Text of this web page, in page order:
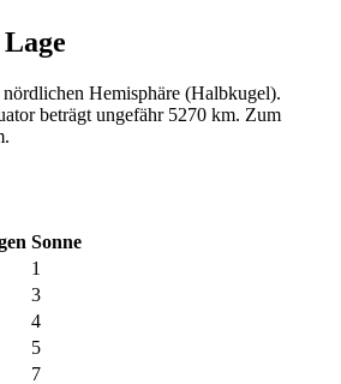
Hemisphäre (Halbkugel).
beträgt ungefähr 5270 km. Zum
Sonne
1
3
4
5
7